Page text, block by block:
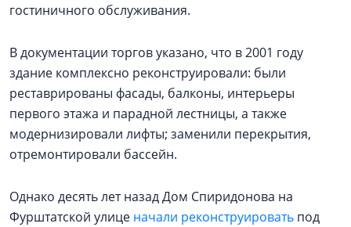
гостиничного обслуживания.
В документации торгов указано, что в 2001 году
здание комплексно реконструировали: были
реставрированы фасады, балконы, интерьеры
первого этажа и парадной лестницы, а также
модернизировали лифты; заменили перекрытия,
отремонтировали бассейн.
Однако десять лет назад Дом Спиридонова на
Фурштатской улице начали реконструировать под